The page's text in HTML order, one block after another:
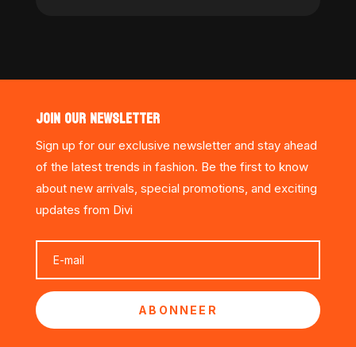
JOIN OUR NEWSLETTER
Sign up for our exclusive newsletter and stay ahead
of the latest trends in fashion. Be the first to know
about new arrivals, special promotions, and exciting
updates from Divi
ABONNEER